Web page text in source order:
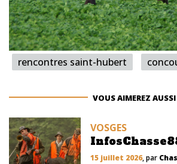
rencontres saint-hubert
VOUS AIMEREZ AUSSI
VOSGES
15 juillet 2026, par